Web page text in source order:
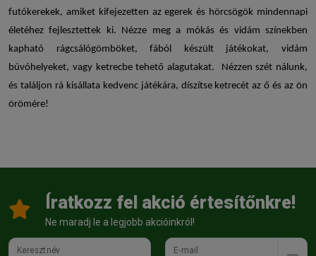
futókerekek, amiket kifejezetten az egerek és hörcsögök mindennapi
életéhez fejlesztettek ki. Nézze meg a mókás és vidám színekben
kapható rágcsálógömböket, fából készült játékokat, vidám
búvóhelyeket, vagy ketrecbe tehető alagutakat. Nézzen szét nálunk,
és találjon rá kisállata kedvenc játékára, díszítse ketrecét az ő és az ön
örömére!
Íratkozz fel akció értesítőnkre!
Ne maradj le a legjobb akcióinkról!
Keresztnév E-mail